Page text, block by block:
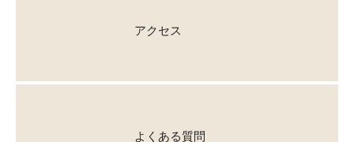
アクセス
よくある質問